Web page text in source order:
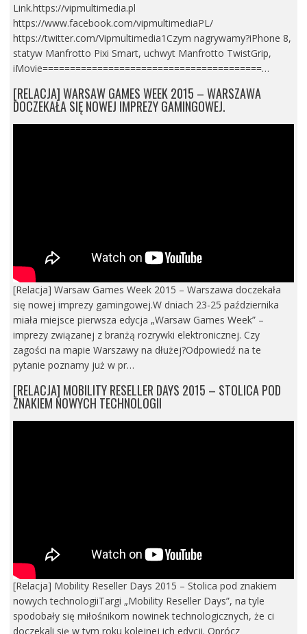
Link.https://vipmultimedia.pl
https://www.facebook.com/vipmultimediaPL/
https://twitter.com/Vipmultimedia1Czym nagrywamy?iPhone 8,
statyw Manfrotto Pixi Smart, uchwyt Manfrotto TwistGrip,
iMovie========================================…
[RELACJA] WARSAW GAMES WEEK 2015 – WARSZAWA
DOCZEKAŁA SIĘ NOWEJ IMPREZY GAMINGOWEJ.
[Relacja] Warsaw Games Week 2015 – Warszawa doczekała
się nowej imprezy gamingowej.W dniach 23-25 października
miała miejsce pierwsza edycja „Warsaw Games Week” –
imprezy związanej z branżą rozrywki elektronicznej. Czy
zagości na mapie Warszawy na dłużej?Odpowiedź na te
pytanie poznamy już w pr…
[RELACJA] MOBILITY RESELLER DAYS 2015 – STOLICA POD
ZNAKIEM NOWYCH TECHNOLOGII
[Relacja] Mobility Reseller Days 2015 – Stolica pod znakiem
nowych technologiiTargi „Mobility Reseller Days”, na tyle
spodobały się miłośnikom nowinek technologicznych, że ci
doczekali się w tym roku kolejnej ich edycji. Oprócz